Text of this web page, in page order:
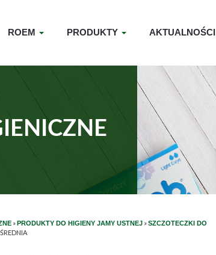
ROEM PRODUKTY AKTUALNOŚCI
»PRODUKTY DO HIGIENY JAMY USTNEJ »SZCZOTECZKI DO